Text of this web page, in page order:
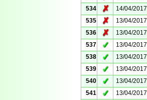
534
✗ 14/04/2017
535
✗ 13/04/2017
536
✗ 13/04/2017
537
✓ 13/04/2017
538
✓ 13/04/2017
539
✓ 13/04/2017
540
✓ 13/04/2017
541
✓ 13/04/2017